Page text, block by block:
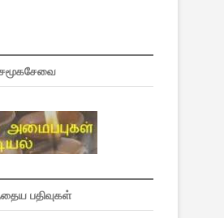
பதிவுகள்